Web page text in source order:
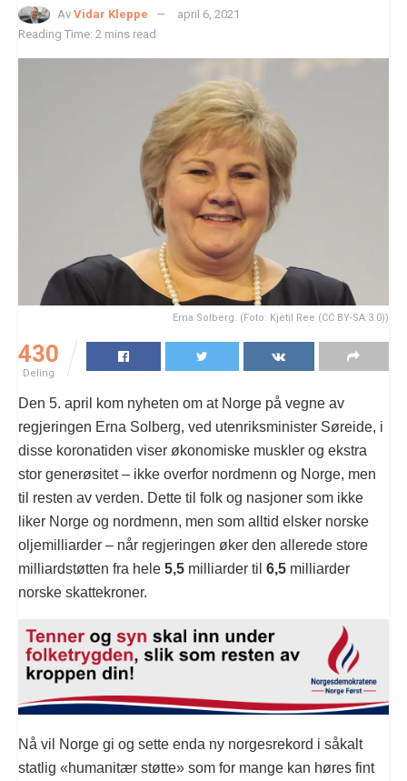
Av Vidar Kleppe
april 6, 2021
Reading Time: 2 mins read
Erna Solberg. (Foto: Kjetil Ree (CC BY-SA 3.0))
430
Deling
Den 5. april kom nyheten om at Norge på vegne av
regjeringen Erna Solberg, ved utenriksminister Søreide, i
disse koronatiden viser økonomiske muskler og ekstra
stor generøsitet – ikke overfor nordmenn og Norge, men
til resten av verden. Dette til folk og nasjoner som ikke
liker Norge og nordmenn, men som alltid elsker norske
oljemilliarder – når regjeringen øker den allerede store
milliardstøtten fra hele 5,5 milliarder til 6,5 milliarder
norske skattekroner.
Nå vil Norge gi og sette enda ny norgesrekord i såkalt
statlig «humanitær støtte» som for mange kan høres fint